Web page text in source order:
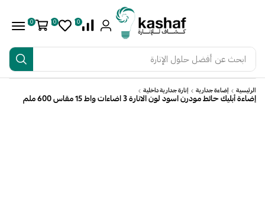
ابحث عن أفضل حلول الإنارة
0
0
0
الرئيسية إضاءة جدارية إنارة جدارية داخلية
إضاءة أبليك حائط مودرن اسود لون الانارة 3 اضاءات واط 15 مقاس 600 ملم